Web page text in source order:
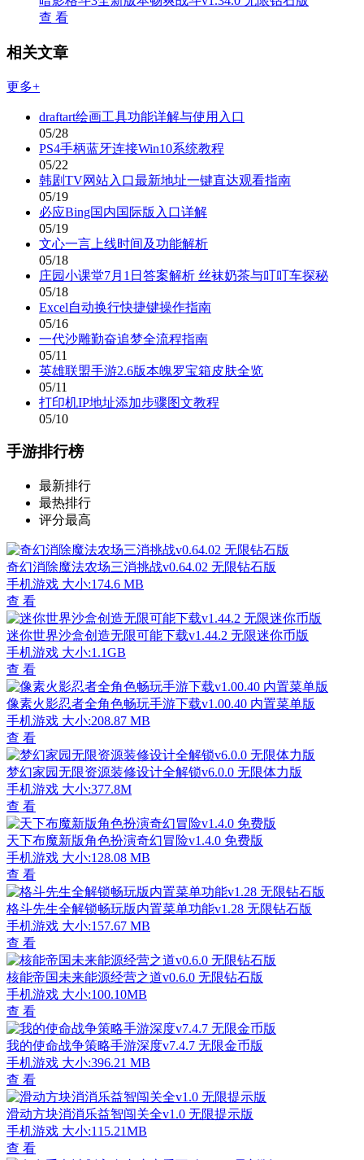
查 看
相关文章
更多+
draftart绘画工具功能详解与使用入口
05/28
PS4手柄蓝牙连接Win10系统教程
05/22
韩剧TV网站入口最新地址一键直达观看指南
05/19
必应Bing国内国际版入口详解
05/19
文心一言上线时间及功能解析
05/18
庄园小课堂7月1日答案解析 丝袜奶茶与叮叮车探秘
05/18
Excel自动换行快捷键操作指南
05/16
一代沙雕勤奋追梦全流程指南
05/11
英雄联盟手游2.6版本魄罗宝箱皮肤全览
05/11
打印机IP地址添加步骤图文教程
05/10
手游排行榜
最新排行
最热排行
评分最高
奇幻消除魔法农场三消挑战v0.64.02 无限钻石版
手机游戏 大小:174.6 MB
查 看
迷你世界沙盒创造无限可能下载v1.44.2 无限迷你币版
手机游戏 大小:1.1GB
查 看
像素火影忍者全角色畅玩手游下载v1.00.40 内置菜单版
手机游戏 大小:208.87 MB
查 看
梦幻家园无限资源装修设计全解锁v6.0.0 无限体力版
手机游戏 大小:377.8M
查 看
天下布魔新版角色扮演奇幻冒险v1.4.0 免费版
手机游戏 大小:128.08 MB
查 看
格斗先生全解锁畅玩版内置菜单功能v1.28 无限钻石版
手机游戏 大小:157.67 MB
查 看
核能帝国未来能源经营之道v0.6.0 无限钻石版
手机游戏 大小:100.10MB
查 看
我的使命战争策略手游深度v7.4.7 无限金币版
手机游戏 大小:396.21 MB
查 看
滑动方块消消乐益智闯关全v1.0 无限提示版
手机游戏 大小:115.21MB
查 看